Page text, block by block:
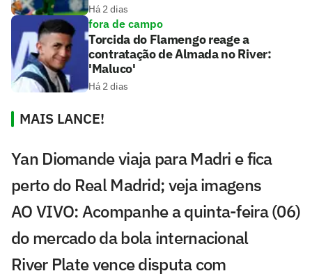
Há 2 dias
fora de campo
Torcida do Flamengo reage a
contratação de Almada no River:
'Maluco'
Há 2 dias
MAIS LANCE!
Yan Diomande viaja para Madri e fica
perto do Real Madrid; veja imagens
AO VIVO: Acompanhe a quinta-feira (06)
do mercado da bola internacional
River Plate vence disputa com